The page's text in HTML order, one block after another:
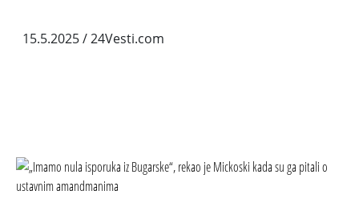
15.5.2025/ 24Vesti.com